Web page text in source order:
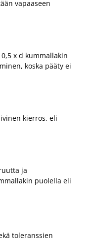
vapaaseen
x d kummallakin
koska pääty ei
kierros, eli
ja
puolella eli
toleranssien